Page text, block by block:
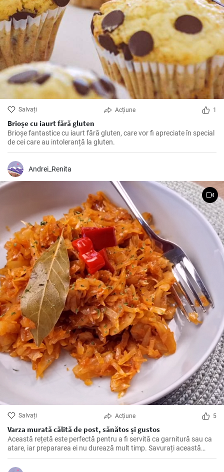
Salvați Acțiune 1
Brioșe cu iaurt fără gluten
Brioșe fantastice cu iaurt fără gluten, care vor fi apreciate în special
de cei care au intoleranță la gluten.
Andrei_Renita
Salvați Acțiune 5
Varza murată călită de post, sănătos și gustos
Această rețetă este perfectă pentru a fi servită ca garnitură sau ca
atare, iar prepararea ei nu durează mult timp. Savurați această
varză călită alături de mâncăruri tradiționale și bucurați-vă de
gustul său deosebit!